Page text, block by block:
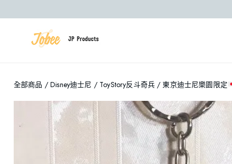
全部商品 /Disney迪士尼 / ToyStory反斗奇兵/ 東京迪士尼樂園限定